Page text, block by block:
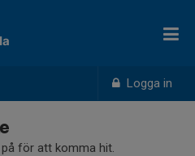
Logga in
för att komma hit.